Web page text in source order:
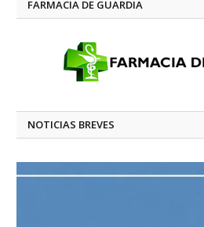
FARMACIA DE GUARDIA
NOTICIAS BREVES